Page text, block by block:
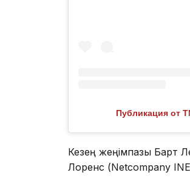
Публикация от
Кезең жеңімпазы Барт
Лоренс (Netcompany